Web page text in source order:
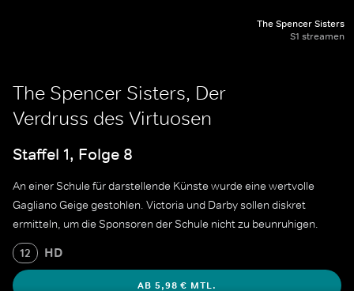
The Spencer Sisters
S1 streamen
The Spencer Sisters, Der
Verdruss des Virtuosen
Staffel 1, Folge 8
An einer Schule für darstellende Künste wurde eine wertvolle
Gagliano Geige gestohlen. Victoria und Darby sollen diskret
ermitteln, um die Sponsoren der Schule nicht zu beunruhigen.
12 HD
AB 5,98 € MTL.